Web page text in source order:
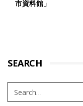
市資料館」
SEARCH